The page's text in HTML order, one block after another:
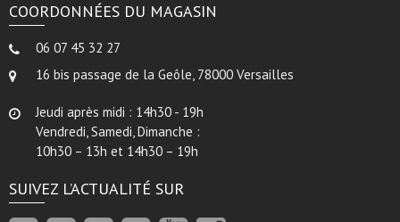
COORDONNÉES DU MAGASIN
06 07 45 32 27
16 bis passage de la Geôle, 78000 Versailles
Jeudi après midi : 14h30 - 19h
Vendredi, Samedi, Dimanche :
10h30 – 13h et 14h30 – 19h
SUIVEZ L’ACTUALITÉ SUR